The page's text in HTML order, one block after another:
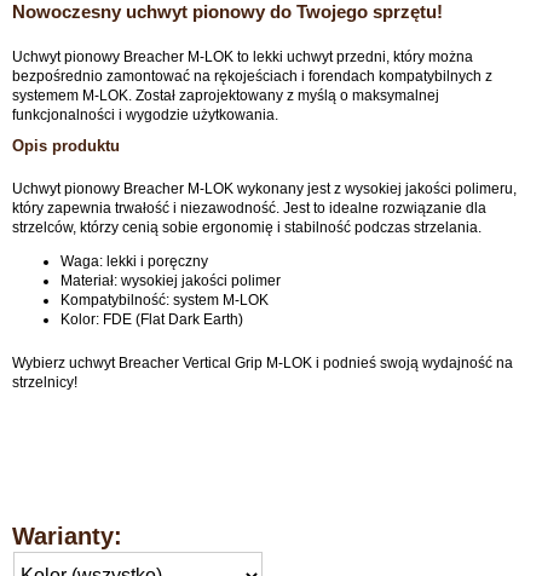
Nowoczesny uchwyt pionowy do Twojego sprzętu!
Uchwyt pionowy Breacher M-LOK to lekki uchwyt przedni, który można
bezpośrednio zamontować na rękojeściach i forendach kompatybilnych z
systemem M-LOK. Został zaprojektowany z myślą o maksymalnej
funkcjonalności i wygodzie użytkowania.
Opis produktu
Uchwyt pionowy Breacher M-LOK wykonany jest z wysokiej jakości polimeru,
który zapewnia trwałość i niezawodność. Jest to idealne rozwiązanie dla
strzelców, którzy cenią sobie ergonomię i stabilność podczas strzelania.
Waga: lekki i poręczny
Materiał: wysokiej jakości polimer
Kompatybilność: system M-LOK
Kolor: FDE (Flat Dark Earth)
Wybierz uchwyt Breacher Vertical Grip M-LOK i podnieś swoją wydajność na
strzelnicy!
Warianty: